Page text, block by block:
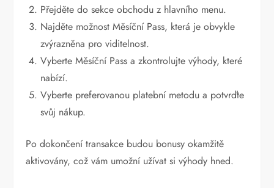
Přejděte do sekce obchodu z hlavního menu.
Najděte možnost Měsíční Pass, která je obvykle
zvýrazněna pro viditelnost.
Vyberte Měsíční Pass a zkontrolujte výhody, které
nabízí.
Vyberte preferovanou platební metodu a potvrďte
svůj nákup.
Po dokončení transakce budou bonusy okamžitě
aktivovány, což vám umožní užívat si výhody hned.